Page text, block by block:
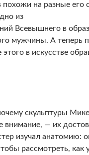
похожи на разные
из
Всевышнего в
мужчины. А теперь
этого в искусстве
скульптуры
внимание, — их
изучал анатомию:
рассмотреть, как